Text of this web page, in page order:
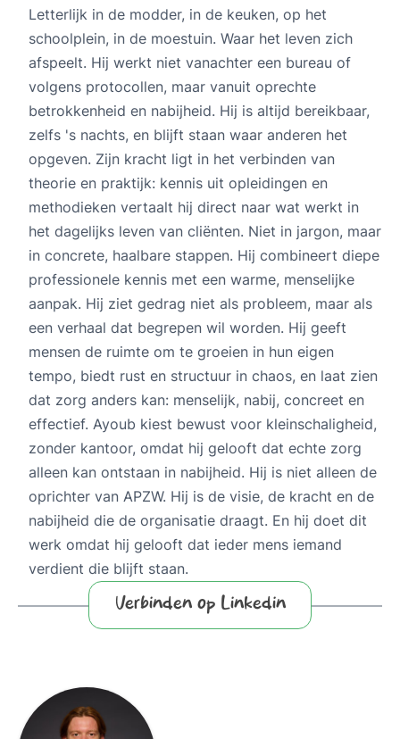
Letterlijk in de modder, in de keuken, op het
schoolplein, in de moestuin. Waar het leven zich
afspeelt. Hij werkt niet vanachter een bureau of
volgens protocollen, maar vanuit oprechte
betrokkenheid en nabijheid. Hij is altijd bereikbaar,
zelfs 's nachts, en blijft staan waar anderen het
opgeven. Zijn kracht ligt in het verbinden van
theorie en praktijk: kennis uit opleidingen en
methodieken vertaalt hij direct naar wat werkt in
het dagelijks leven van cliënten. Niet in jargon, maar
in concrete, haalbare stappen. Hij combineert diepe
professionele kennis met een warme, menselijke
aanpak. Hij ziet gedrag niet als probleem, maar als
een verhaal dat begrepen wil worden. Hij geeft
mensen de ruimte om te groeien in hun eigen
tempo, biedt rust en structuur in chaos, en laat zien
dat zorg anders kan: menselijk, nabij, concreet en
effectief. Ayoub kiest bewust voor kleinschaligheid,
zonder kantoor, omdat hij gelooft dat echte zorg
alleen kan ontstaan in nabijheid. Hij is niet alleen de
oprichter van APZW. Hij is de visie, de kracht en de
nabijheid die de organisatie draagt. En hij doet dit
werk omdat hij gelooft dat ieder mens iemand
verdient die blijft staan.
Verbinden op Linkedin